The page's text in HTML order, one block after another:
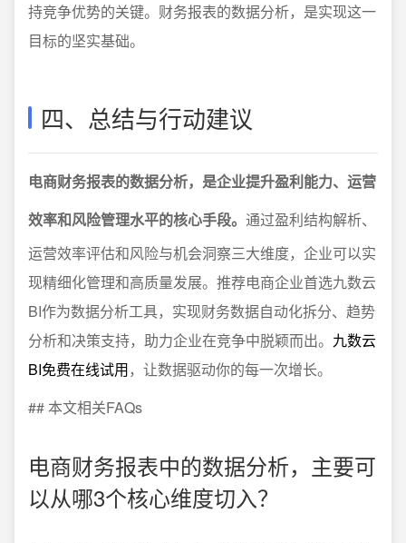
持竞争优势的关键。财务报表的数据分析，是实现这一
目标的坚实基础。
四、总结与行动建议
电商财务报表的数据分析，是企业提升盈利能力、运营
效率和风险管理水平的核心手段。 通过盈利结构解析、
运营效率评估和风险与机会洞察三大维度，企业可以实
现精细化管理和高质量发展。推荐电商企业首选九数云
BI作为数据分析工具，实现财务数据自动化拆分、趋势
分析和决策支持，助力企业在竞争中脱颖而出。 九数云
BI免费在线试用，让数据驱动你的每一次增长。
## 本文相关FAQs
电商财务报表中的数据分析，主要可
以从哪3个核心维度切入？